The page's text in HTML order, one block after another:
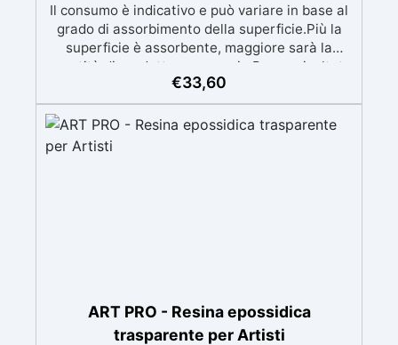
Il consumo è indicativo e può variare in base al
grado di assorbimento della superficie.Più la
superficie è assorbente, maggiore sarà la
quantità di prodotto necessaria.Per un risultato
ottimale, consigliamo di acquistare una
quantità sufficiente per l’applicazione di almeno
due mani. ✅ Resina metacrilica
monocomponente per consolidare e proteggere
garage, cortili, magazzini e piazzali, resistente
a temperature estreme e agenti chimici
€33,60
ART PRO - Resina epossidica
trasparente per Artisti